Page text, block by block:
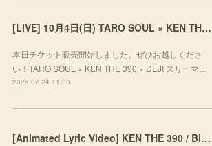
[LIVE] 10月4日(日) TARO SOUL × KEN THE 390 × DEJI スリーマンLIVE "THREE THE HARD WAY” @ ORD. 代官山
本日チケット販売開始しました。ぜひお越しくださ
い！TARO SOUL × KEN THE 390 × DEJI スリーマ…
2026.07.24 11:00
[Animated Lyric Video] KEN THE 390 / Big Wave feat. ポチョムキン,KOPERU,Mii